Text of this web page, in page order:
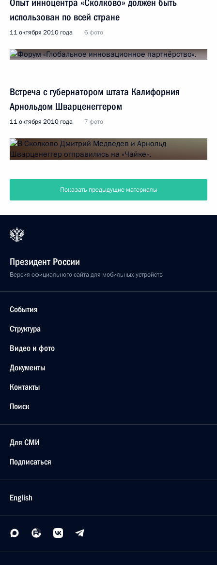
Опыт инноцентра «Сколково» должен быть
использован по всей стране
11 октября 2010 года 6 фото
Встреча с губернатором штата Калифорния
Арнольдом Шварценеггером
11 октября 2010 года 7 фото
Показать предыдущие материалы
Президент России
Версия официального сайта для мобильных устройств
События
Структура
Видео и фото
Документы
Контакты
Поиск
Для СМИ
Подписаться
English